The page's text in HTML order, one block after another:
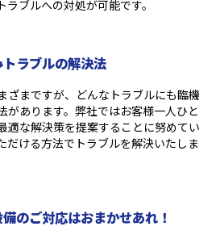
ブルへの対処が可能です。
ラブルの解決法
ざまですが、どんなトラブルにも臨機
があります。弊社ではお客様一人ひと
適な解決策を提案することに努めてい
だける方法でトラブルを解決いたしま
のご対応はおまかせあれ！